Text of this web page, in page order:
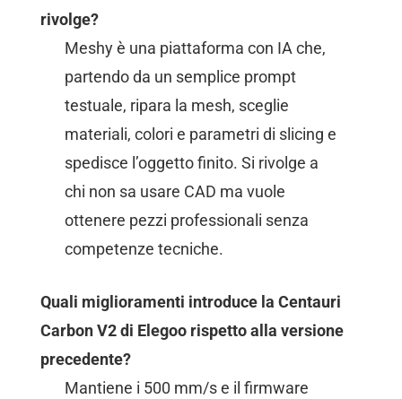
rivolge?
Meshy è una piattaforma con IA che,
partendo da un semplice prompt
testuale, ripara la mesh, sceglie
materiali, colori e parametri di slicing e
spedisce l’oggetto finito. Si rivolge a
chi non sa usare CAD ma vuole
ottenere pezzi professionali senza
competenze tecniche.
Quali miglioramenti introduce la Centauri
Carbon V2 di Elegoo rispetto alla versione
precedente?
Mantiene i 500 mm/s e il firmware